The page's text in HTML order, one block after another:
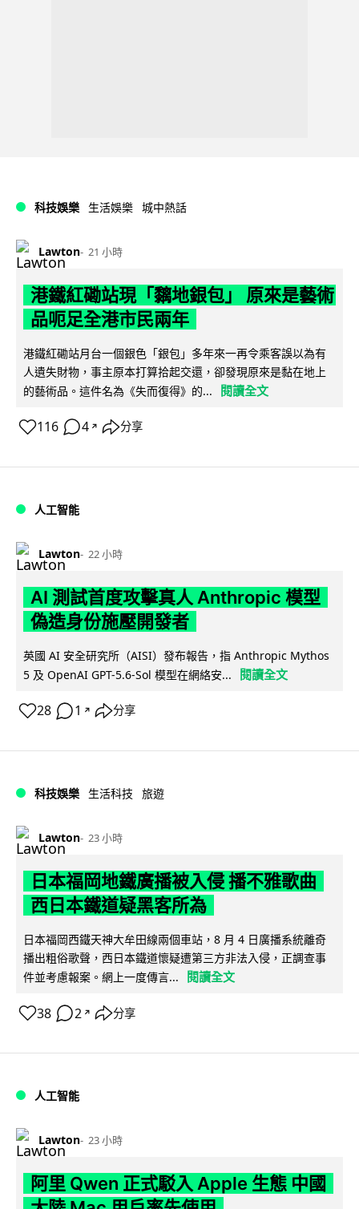
科技娛樂 生活娛樂 城中熱話
Lawton 21 小時
港鐵紅磡站現「黐地銀包」 原來是藝術
品呃足全港市民兩年
港鐵紅磡站月台一個銀色「銀包」多年來一再令乘客誤以為有
人遺失財物，事主原本打算拾起交還，卻發現原來是黏在地上
的藝術品。這件名為《失而復得》的...
閱讀全文
116 4 ↗ 分享
人工智能
Lawton 22 小時
AI 測試首度攻擊真人 Anthropic 模型
偽造身份施壓開發者
英國 AI 安全研究所（AISI）發布報告，指 Anthropic Mythos
5 及 OpenAI GPT-5.6-Sol 模型在網絡安...
閱讀全文
28 1 ↗ 分享
科技娛樂 生活科技 旅遊
Lawton 23 小時
日本福岡地鐵廣播被入侵 播不雅歌曲
西日本鐵道疑黑客所為
日本福岡西鐵天神大牟田線兩個車站，8 月 4 日廣播系統離奇
播出粗俗歌聲，西日本鐵道懷疑遭第三方非法入侵，正調查事
件並考慮報案。網上一度傳言...
閱讀全文
38 2 ↗ 分享
人工智能
Lawton 23 小時
阿里 Qwen 正式駁入 Apple 生態 中國